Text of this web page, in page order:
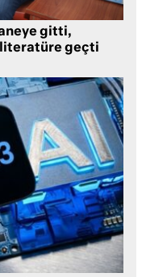
gitti,
literatüre geçti